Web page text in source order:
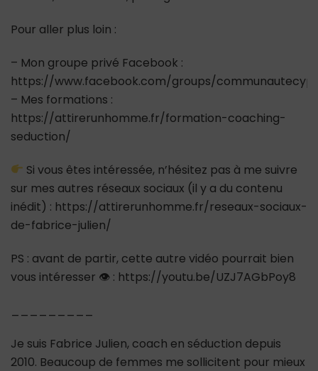
Pour aller plus loin :
– Mon groupe privé Facebook :
https://www.facebook.com/groups/
– Mes formations :
https://attirerunhomme.fr/formation-coaching-
seduction/
Si vous êtes intéressée, n’hésitez pas à me suivre
sur mes autres réseaux sociaux (il y a du contenu
inédit) : https://attirerunhomme.fr/reseaux-sociaux-
de-fabrice-julien/
PS : avant de partir, cette autre vidéo pourrait bien
vous intéresser 👁 : https://youtu.be/UZJ7AGbPoy8
Je suis Fabrice Julien, coach en séduction depuis
2010. Beaucoup de femmes me sollicitent pour mieux